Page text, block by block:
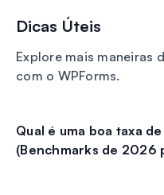
Dicas Úteis
Explore mais maneiras
com o WPForms.
Qual é uma boa taxa
(Benchmarks de 2026